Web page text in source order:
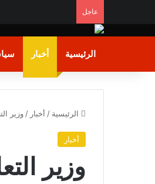
عاجل
الرئيسية أخبار
الرئيسية / أخبار / وزير
أخبار
وزير